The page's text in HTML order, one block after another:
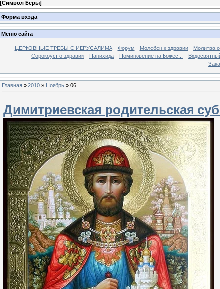
[Символ Веры]
Форма входа
Меню сайта
ЦЕРКОВНЫЕ ТРЕБЫ С ИЕРУСАЛИМА Форум Молебен о здравии
Молитва
Сорокоуст о здравии
Панихида Поминовение на Божес...
Главная » 2010 » Ноябрь » 06
Димитриевская родительская